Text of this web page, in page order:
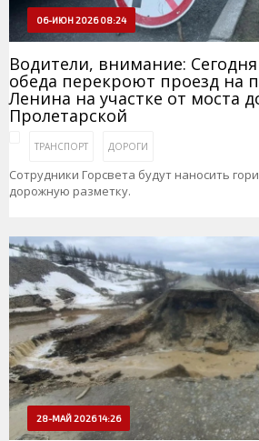
06-ИЮН 2026 08:24
Водители, внимание:
обеда перекроют проезд на
Ленина на участке от моста
Пролетарской
ТРАНСПОРТ ДОРОГИ
Сотрудники Горсвета будут наносить
дорожную разметку.
28-МАЙ 2026 14:26